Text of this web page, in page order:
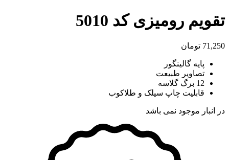
تقویم رومیزی کد 5010
71,250 تومان
پایه گالینگور
تصاویر طبیعت
12 برگ گلاسه
قابلیت چاپ سیلک و طلاکوب
در انبار موجود نمی باشد